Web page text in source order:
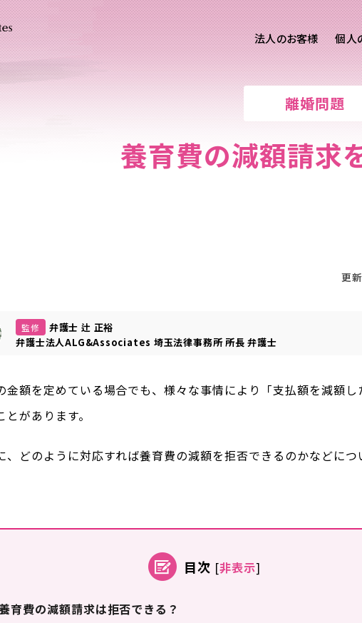
法人のお客様 個人
個人のお客様ご相談
離婚問題
離婚問題
養育費の減額請求
更
監修
弁護士 辻 正裕
弁護士法人ALG&Associates 埼玉法律事務所所長 弁護士
金額を定めている場合でも、様々な事情により「支払額を減額し
とがあります。
、どのように対応すれば養育費の減額を拒否できるのかなどにつ
目次 [非表示]
育費の減額請求は拒否できる？